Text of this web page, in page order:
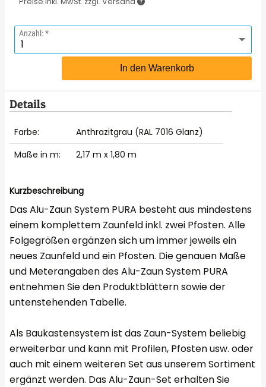
Anzahl:
In den Warenkorb
Details
Farbe:
Anthrazitgrau (RAL 7016 Glanz)
Maße in m:
2,17 m x 1,80 m
Kurzbeschreibung
Das Alu-Zaun System PURA besteht aus mindestens
einem komplettem Zaunfeld inkl. zwei Pfosten. Alle
Folgegrößen ergänzen sich um immer jeweils ein
neues Zaunfeld und ein Pfosten. Die genauen Maße
und Meterangaben des Alu-Zaun System PURA
entnehmen Sie den Produktblättern sowie der
untenstehenden Tabelle.
Als Baukastensystem ist das Zaun-System beliebig
erweiterbar und kann mit Profilen, Pfosten usw. oder
auch mit einem weiteren Set aus unserem Sortiment
ergänzt werden. Das Alu-Zaun-Set erhalten Sie